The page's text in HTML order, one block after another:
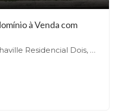
à Venda com
Dois, Barueri-SP